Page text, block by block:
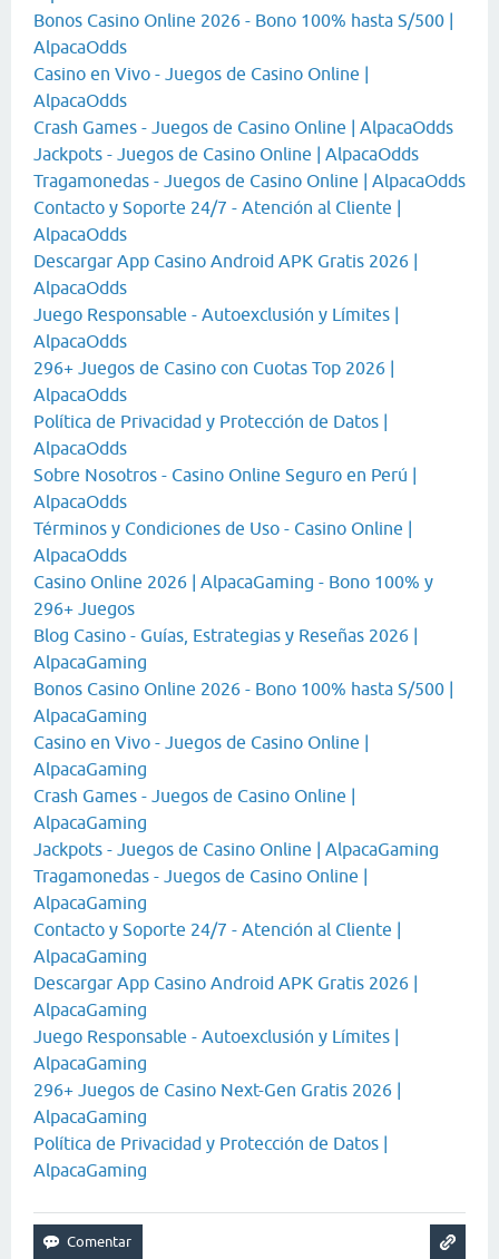
Bonos Casino Online 2026 - Bono 100% hasta S/500 |
AlpacaOdds
Casino en Vivo - Juegos de Casino Online |
AlpacaOdds
Crash Games - Juegos de Casino Online | AlpacaOdds
Jackpots - Juegos de Casino Online | AlpacaOdds
Tragamonedas - Juegos de Casino Online | AlpacaOdds
Contacto y Soporte 24/7 - Atención al Cliente |
AlpacaOdds
Descargar App Casino Android APK Gratis 2026 |
AlpacaOdds
Juego Responsable - Autoexclusión y Límites |
AlpacaOdds
296+ Juegos de Casino con Cuotas Top 2026 |
AlpacaOdds
Política de Privacidad y Protección de Datos |
AlpacaOdds
Sobre Nosotros - Casino Online Seguro en Perú |
AlpacaOdds
Términos y Condiciones de Uso - Casino Online |
AlpacaOdds
Casino Online 2026 | AlpacaGaming - Bono 100% y
296+ Juegos
Blog Casino - Guías, Estrategias y Reseñas 2026 |
AlpacaGaming
Bonos Casino Online 2026 - Bono 100% hasta S/500 |
AlpacaGaming
Casino en Vivo - Juegos de Casino Online |
AlpacaGaming
Crash Games - Juegos de Casino Online |
AlpacaGaming
Jackpots - Juegos de Casino Online | AlpacaGaming
Tragamonedas - Juegos de Casino Online |
AlpacaGaming
Contacto y Soporte 24/7 - Atención al Cliente |
AlpacaGaming
Descargar App Casino Android APK Gratis 2026 |
AlpacaGaming
Juego Responsable - Autoexclusión y Límites |
AlpacaGaming
296+ Juegos de Casino Next-Gen Gratis 2026 |
AlpacaGaming
Política de Privacidad y Protección de Datos |
AlpacaGaming